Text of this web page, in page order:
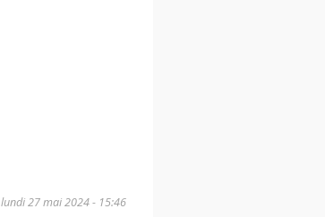
lundi 27 mai 2024 - 15:46